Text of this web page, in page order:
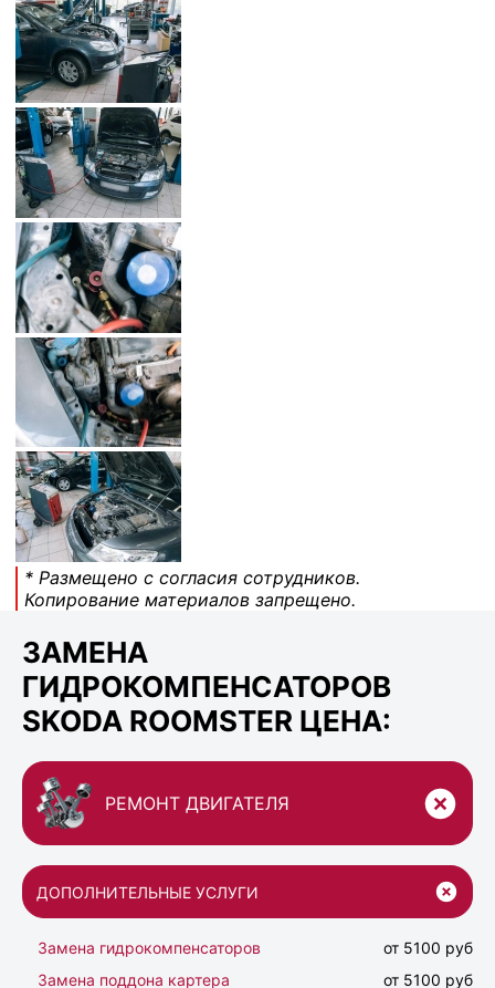
* Размещено с согласия сотрудников.
Копирование материалов запрещено.
ЗАМЕНА
ГИДРОКОМПЕНСАТОРОВ
SKODA ROOMSTER ЦЕНА:
РЕМОНТ ДВИГАТЕЛЯ
ДОПОЛНИТЕЛЬНЫЕ УСЛУГИ
Замена гидрокомпенсаторов
от 5100 руб
Замена поддона картера
от 5100 руб